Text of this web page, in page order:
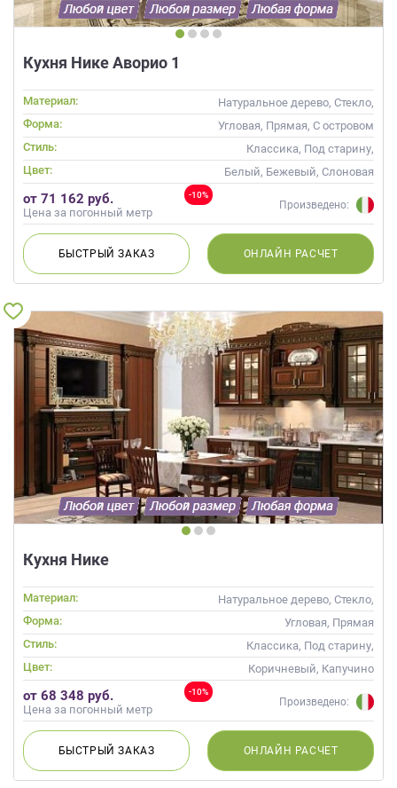
Кухня Нике Аворио 1
Материал:
Натуральное дерево, Стекло,
Массив, С патиной
Форма:
Угловая, Прямая, С островом
Стиль:
Классика, Под старину,
Прованс
Цвет:
Белый, Бежевый, Слоновая
кость, Кремовый, Капучино
-10%
от 71 162 руб.
Цена за погонный метр
Произведено:
БЫСТРЫЙЗАКАЗ ОНЛАЙН РАСЧЕТ
Кухня Нике
Материал:
Натуральное дерево, Стекло,
Массив
Форма:
Угловая, Прямая
Стиль:
Классика, Под старину,
Прованс
Цвет: Коричневый, Капучино
-10%
от 68 348 руб.
Цена за погонный метр
Произведено:
БЫСТРЫЙЗАКАЗ ОНЛАЙН РАСЧЕТ